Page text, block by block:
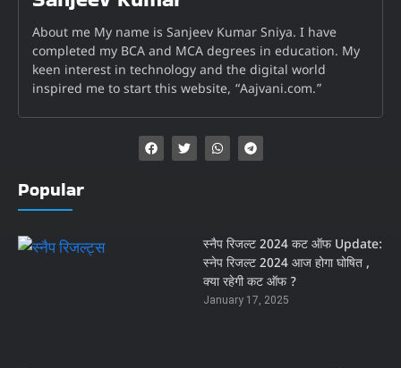
About me My name is Sanjeev Kumar Sniya. I have
completed my BCA and MCA degrees in education. My
keen interest in technology and the digital world
inspired me to start this website, “Aajvani.com.”
Popular
स्नैप रिजल्ट 2024 कट ऑफ Update:
स्नेप रिजल्ट 2024 आज होगा घोषित ,
क्या रहेगी कट ऑफ ?
January 17, 2025